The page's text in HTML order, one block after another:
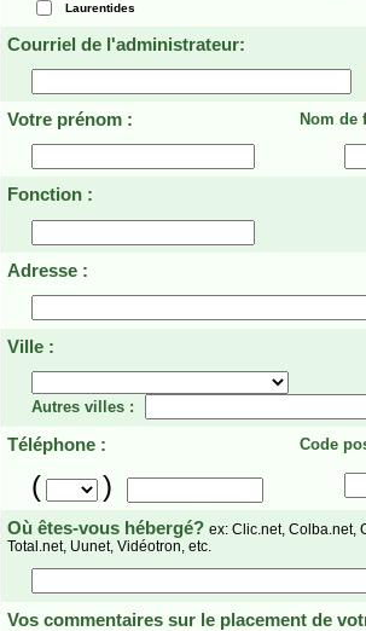
Laurentides
Courriel de l'administrateur:
Votre prénom : Nom de
Fonction :
Adresse :
Ville :
Autres villes :
Téléphone : Code
( )
Où êtes-vous hébergé? ex: Clic.net, Colba.net,
Total.net, Uunet, Vidéotron, etc.
Vos commentaires sur le placement de